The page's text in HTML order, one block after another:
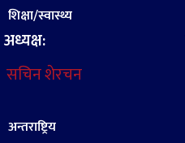
शिक्षा/स्वास्थ्य
अध्यक्ष:
सचिन शेरचन
अन्तराष्ट्रिय